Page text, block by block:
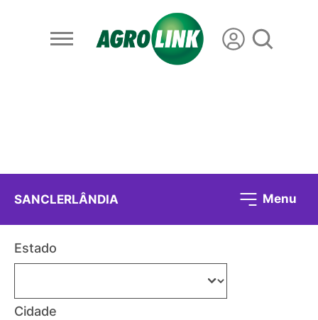
SANCLERLÂNDIA Menu
Estado
Cidade